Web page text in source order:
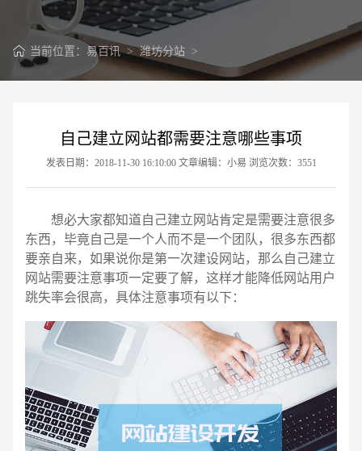
当前位置： 易百讯>潍坊分站>
自己建立网站都需要注意哪些事项
发表日期：2018-11-30 16:10:00 文章编辑：小易 浏览次数：3551
想必大家都知道自己建立网站肯定是需要注意很多
东西，毕竟自己是一个人而不是一个团队，很多东西都
要亲自来，如果说你是第一次建设网站，那么自己建立
网站需要注意事项一定要了解，这样才能降低网站用户
跳失率会很高，具体注意事项有以下：